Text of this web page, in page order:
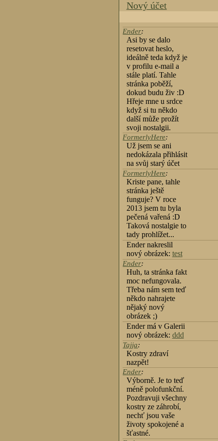
Nový účet
Ender:
Asi by se dalo
resetovat heslo,
ideálně teda když je
v profilu e-mail a
stále platí. Tahle
stránka poběží,
dokud budu živ :D
Hřeje mne u srdce
když si tu někdo
další může prožít
svoji nostalgii.
FormerlyHere:
Už jsem se ani
nedokázala přihlásit
na svůj starý účet
FormerlyHere:
Kriste pane, tahle
stránka ještě
funguje? V roce
2013 jsem tu byla
pečená vařená :D
Taková nostalgie to
tady prohlížet...
Ender nakreslil
nový obrázek: test
Ender:
Huh, ta stránka fakt
moc nefungovala.
Třeba nám sem teď
někdo nahrajete
nějaký nový
obrázek ;)
Ender má v Galerii
nový obrázek: ddd
Tajja:
Kostry zdraví
nazpět!
Ender:
Výborně. Je to teď
méně polofunkční.
Pozdravuji všechny
kostry ze záhrobí,
nechť jsou vaše
životy spokojené a
šťastné.